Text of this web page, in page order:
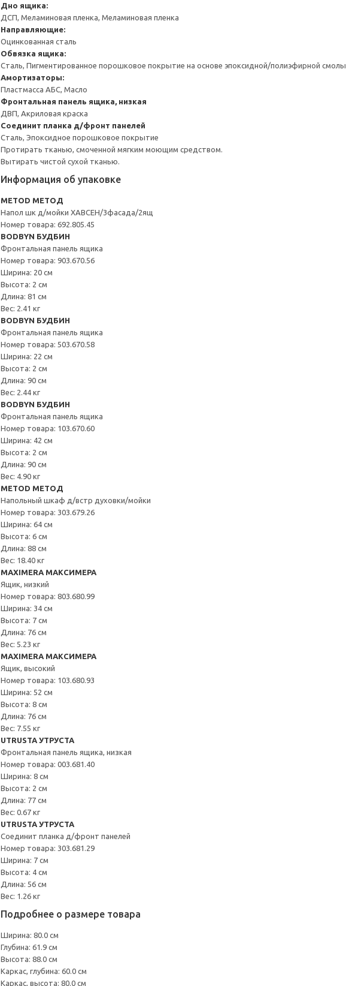
Дно ящика:
ДСП, Меламиновая пленка, Меламиновая пленка
Направляющие:
Оцинкованная сталь
Обвязка ящика:
Сталь, Пигментированное порошковое покрытие на основе эпоксидной/полиэфирной смолы
Амортизаторы:
Пластмасса АБС, Масло
Фронтальная панель ящика, низкая
ДВП, Акриловая краска
Соединит планка д/фронт панелей
Сталь, Эпоксидное порошковое покрытие
Протирать тканью, смоченной мягким моющим средством.
Вытирать чистой сухой тканью.
Информация об упаковке
METOD МЕТОД
Напол шк д/мойки ХАВСЕН/3фасада/2ящ
Номер товара: 692.805.45
BODBYN БУДБИН
Фронтальная панель ящика
Номер товара: 903.670.56
Ширина: 20 см
Высота: 2 см
Длина: 81 см
Вес: 2.41 кг
BODBYN БУДБИН
Фронтальная панель ящика
Номер товара: 503.670.58
Ширина: 22 см
Высота: 2 см
Длина: 90 см
Вес: 2.44 кг
BODBYN БУДБИН
Фронтальная панель ящика
Номер товара: 103.670.60
Ширина: 42 см
Высота: 2 см
Длина: 90 см
Вес: 4.90 кг
METOD МЕТОД
Напольный шкаф д/встр духовки/мойки
Номер товара: 303.679.26
Ширина: 64 см
Высота: 6 см
Длина: 88 см
Вес: 18.40 кг
MAXIMERA МАКСИМЕРА
Ящик, низкий
Номер товара: 803.680.99
Ширина: 34 см
Высота: 7 см
Длина: 76 см
Вес: 5.23 кг
MAXIMERA МАКСИМЕРА
Ящик, высокий
Номер товара: 103.680.93
Ширина: 52 см
Высота: 8 см
Длина: 76 см
Вес: 7.55 кг
UTRUSTA УТРУСТА
Фронтальная панель ящика, низкая
Номер товара: 003.681.40
Ширина: 8 см
Высота: 2 см
Длина: 77 см
Вес: 0.67 кг
UTRUSTA УТРУСТА
Соединит планка д/фронт панелей
Номер товара: 303.681.29
Ширина: 7 см
Высота: 4 см
Длина: 56 см
Вес: 1.26 кг
Подробнее о размере товара
Ширина: 80.0 см
Глубина: 61.9 см
Высота: 88.0 см
Каркас, глубина: 60.0 см
Каркас, высота: 80.0 см